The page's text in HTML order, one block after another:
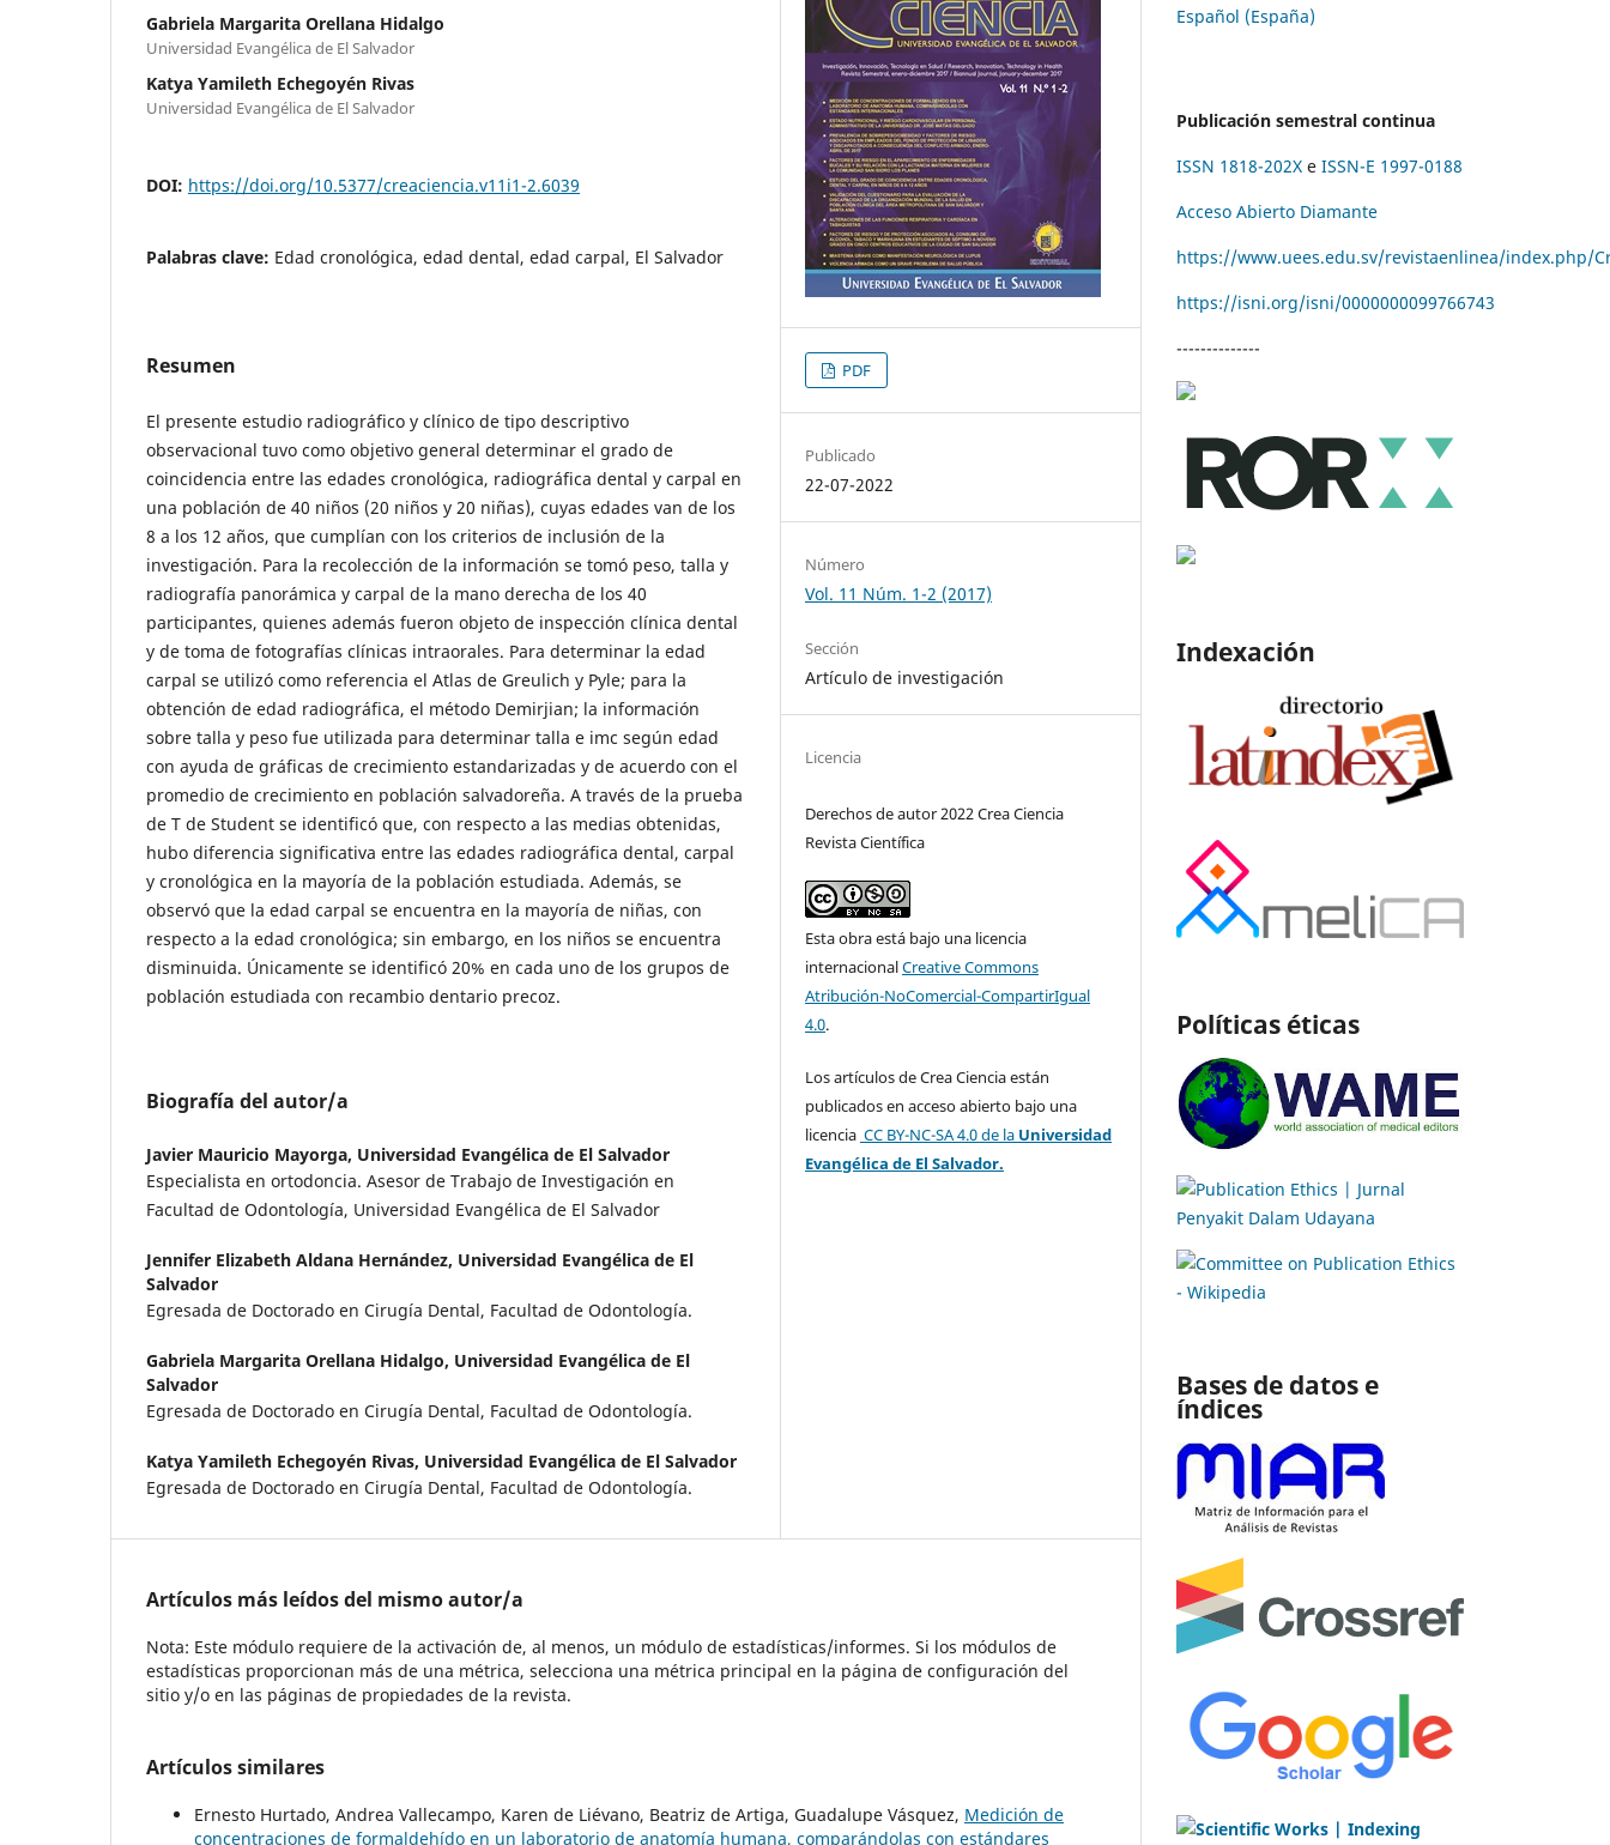
Gabriela Margarita Orellana Hidalgo
Universidad Evangélica de El Salvador
Katya Yamileth Echegoyén Rivas
Universidad Evangélica de El Salvador
DOI: https://doi.org/10.5377/creaciencia.v11i1-2.6039
Palabras clave: Edad cronológica, edad dental, edad carpal, El Salvador
Resumen
El presente estudio radiográfico y clínico de tipo descriptivo
observacional tuvo como objetivo general determinar el grado de
coincidencia entre las edades cronológica, radiográfica dental y carpal en
una población de 40 niños (20 niños y 20 niñas), cuyas edades van de los
8 a los 12 años, que cumplían con los criterios de inclusión de la
investigación. Para la recolección de la información se tomó peso, talla y
radiografía panorámica y carpal de la mano derecha de los 40
participantes, quienes además fueron objeto de inspección clínica dental
y de toma de fotografías clínicas intraorales. Para determinar la edad
carpal se utilizó como referencia el Atlas de Greulich y Pyle; para la
obtención de edad radiográfica, el método Demirjian; la información
sobre talla y peso fue utilizada para determinar talla e imc según edad
con ayuda de gráficas de crecimiento estandarizadas y de acuerdo con el
promedio de crecimiento en población salvadoreña. A través de la prueba
de T de Student se identificó que, con respecto a las medias obtenidas,
hubo diferencia significativa entre las edades radiográfica dental, carpal
y cronológica en la mayoría de la población estudiada. Además, se
observó que la edad carpal se encuentra en la mayoría de niñas, con
respecto a la edad cronológica; sin embargo, en los niños se encuentra
disminuida. Únicamente se identificó 20% en cada uno de los grupos de
población estudiada con recambio dentario precoz.
Biografía del autor/a
Javier Mauricio Mayorga, Universidad Evangélica de El Salvador
Especialista en ortodoncia. Asesor de Trabajo de Investigación en
Facultad de Odontología, Universidad Evangélica de El Salvador
Jennifer Elizabeth Aldana Hernández, Universidad Evangélica de El
Salvador
Egresada de Doctorado en Cirugía Dental, Facultad de Odontología.
Gabriela Margarita Orellana Hidalgo, Universidad Evangélica de El
Salvador
Egresada de Doctorado en Cirugía Dental, Facultad de Odontología.
Katya Yamileth Echegoyén Rivas, Universidad Evangélica de El Salvador
Egresada de Doctorado en Cirugía Dental, Facultad de Odontología.
PDF
Publicado
22-07-2022
Número
Vol. 11 Núm. 1-2 (2017)
Sección
Artículo de investigación
Licencia
Derechos de autor 2022 Crea Ciencia
Revista Científica
Esta obra está bajo una licencia
internacionalCreative Commons
Atribución-NoComercial-CompartirIgual
4.0.
Los artículos de Crea Ciencia están
publicados en acceso abierto bajo una
licencia CC BY-NC-SA 4.0de la Universidad
Evangélica de El Salvador.
Artículos más leídos del mismo autor/a
Nota: Este módulo requiere de la activación de, al menos, un módulo de estadísticas/informes. Si los módulos de
estadísticas proporcionan más de una métrica, selecciona una métrica principal en la página de configuración del
sitio y/o en las páginas de propiedades de la revista.
Artículos similares
Ernesto Hurtado, Andrea Vallecampo, Karen de Liévano, Beatriz de Artiga, Guadalupe Vásquez, Medición de
concentraciones de formaldehído en un laboratorio de anatomía humana, comparándolas con estándares
Español (España)
Publicación semestral continua
ISSN 1818-202X e ISSN-E 1997-0188
Acceso Abierto Diamante
https://www.uees.edu.sv/revistaenlinea/index.php/
https://isni.org/isni/0000000099766743
--------------
Indexación
Políticas éticas
Bases de datos e
índices